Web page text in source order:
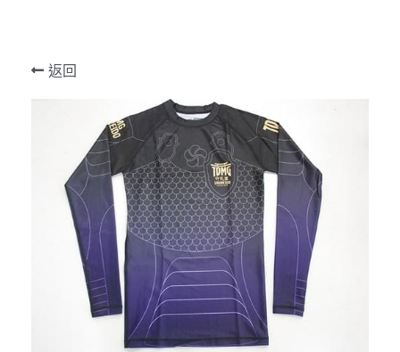
影片頻道 Youtube Channel
空手衣 (最暢銷系列) Best Selling Gi
空手衣 (訓練用) Training Gi
色帶 Obi
個性化 Personalize
周邊商品 Merchandise
護具 Protectors
鍛鍊具 Training Mitt
空手道訓練營 Training Camp
網上空手道形比賽2020 E-Tournament
網上空手道形比賽暨組手挑戰賽2021 E-
Tournament
品牌合作 Brand Cooperation
最新消息 Latest News
頻道 Channel
Youtube
Instagram
Facebook
查詢 Enquiries
退貨條款 Return Terms
登錄/註冊
返回
Mitt
Kobudo